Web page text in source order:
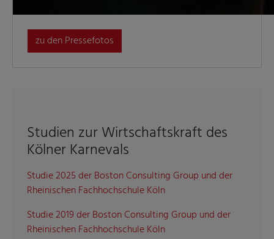
zu den Pressefotos
Studien zur Wirtschaftskraft des
Kölner Karnevals
Studie 2025 der Boston Consulting Group und der
Rheinischen Fachhochschule Köln
Studie 2019 der Boston Consulting Group und der
Rheinischen Fachhochschule Köln